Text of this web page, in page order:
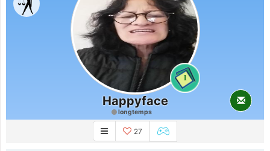
1
Happyface
longtemps
27